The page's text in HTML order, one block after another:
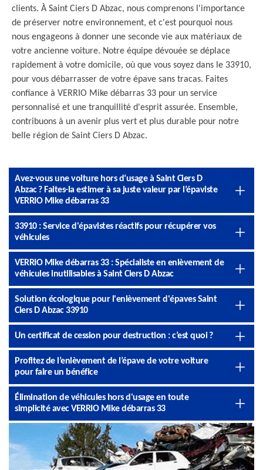
clients. À Saint Ciers D Abzac, nous comprenons l'importance
de préserver notre environnement, et c'est pourquoi nous
nous engageons à donner une seconde vie aux matériaux de
votre ancienne voiture. Notre équipe dévouée se déplace
rapidement à votre domicile, où que vous soyez dans le 33910,
pour vous débarrasser de votre épave sans tracas. Faites
confiance à VERRIO Mike débarras 33 pour un service
personnalisé et une tranquillité d'esprit assurée. Ensemble,
contribuons à un avenir plus vert et plus durable pour notre
belle région de Saint Ciers D Abzac.
Avez-vous une voiture hors d’usage à Saint Ciers D
Abzac ? Faites-la estimer à sa juste valeur par l’épaviste
VERRIO Mike débarras 33
33910 : Service d'épavistes réactifs pour récupérer vos
véhicules
VERRIO Mike débarras 33 : Spécialiste en enlèvement de
véhicules inutilisables à Saint Ciers D Abzac
Solution écologique pour l'enlèvement d'épaves Saint
Ciers D Abzac 33910
Un certificat de cession pour destruction : c’est quoi ?
Profitez de l’enlèvement de l’épave de votre voiture
pour faire un bénéfice
Élimination de véhicules hors d'usage en toute
simplicité avec VERRIO Mike débarras 33